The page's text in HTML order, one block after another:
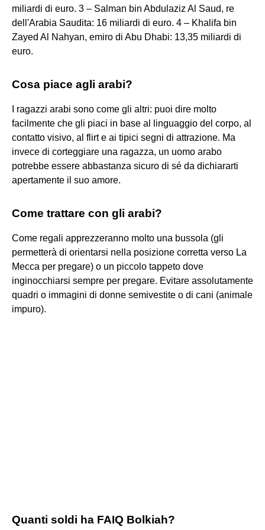
miliardi di euro. 3 – Salman bin Abdulaziz Al Saud, re
dell'Arabia Saudita: 16 miliardi di euro. 4 – Khalifa bin
Zayed Al Nahyan, emiro di Abu Dhabi: 13,35 miliardi di
euro.
Cosa piace agli arabi?
I ragazzi arabi sono come gli altri: puoi dire molto
facilmente che gli piaci in base al linguaggio del corpo, al
contatto visivo, al flirt e ai tipici segni di attrazione. Ma
invece di corteggiare una ragazza, un uomo arabo
potrebbe essere abbastanza sicuro di sé da dichiararti
apertamente il suo amore.
Come trattare con gli arabi?
Come regali apprezzeranno molto una bussola (gli
permetterà di orientarsi nella posizione corretta verso La
Mecca per pregare) o un piccolo tappeto dove
inginocchiarsi sempre per pregare. Evitare assolutamente
quadri o immagini di donne semivestite o di cani (animale
impuro).
Quanti soldi ha FAIQ Bolkiah?